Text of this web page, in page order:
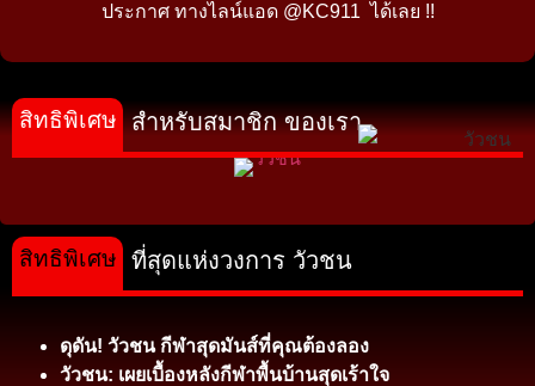
ประกาศ ทางไลน์แอด @KC911 ได้เลย !!
สำหรับสมาชิก ของเรา
สิทธิพิเศษ
ที่สุดแห่งวงการ วัวชน
ดุดัน! วัวชน กีฬาสุดมันส์ที่คุณต้องลอง
วัวชน: เผยเบื้องหลังกีฬาพื้นบ้านสุดเร้าใจ
สิทธิพิเศษ